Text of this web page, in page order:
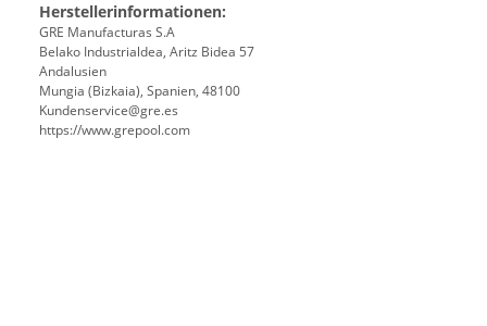
Herstellerinformationen:
GRE Manufacturas S.A
Belako Industrialdea, Aritz Bidea 57
Andalusien
Mungia (Bizkaia), Spanien, 48100
Kundenservice@gre.es
https://www.grepool.com